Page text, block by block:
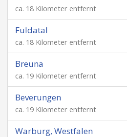
ca. 18 Kilometer entfernt
Fuldatal
ca. 18 Kilometer entfernt
Breuna
ca. 19 Kilometer entfernt
Beverungen
ca. 19 Kilometer entfernt
Warburg, Westfalen